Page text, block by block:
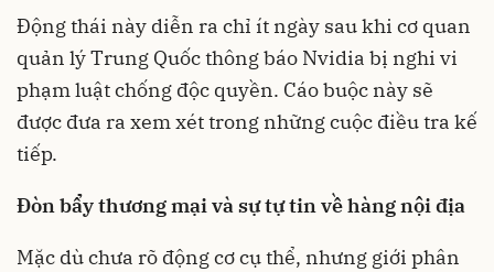
Động thái này diễn ra chỉ ít ngày sau khi cơ quan
quản lý Trung Quốc thông báo Nvidia bị nghi vi
phạm luật chống độc quyền. Cáo buộc này sẽ
được đưa ra xem xét trong những cuộc điều tra kế
tiếp.
Đòn bẩy thương mại và sự tự tin về hàng nội địa
Mặc dù chưa rõ động cơ cụ thể, nhưng giới phân